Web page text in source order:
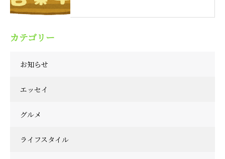
カテゴリー
お知らせ
エッセイ
グルメ
ライフスタイル